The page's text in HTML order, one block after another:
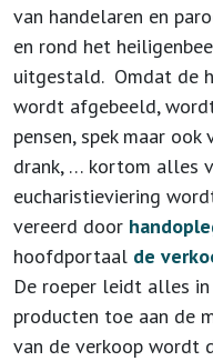
van handelaren en
en rond het
uitgestald. Omdat de
wordt afgebeeld,
pensen, spek maar
drank, … kortom alles
eucharistieviering
vereerd door
hoofdportaal de
De roeper leidt alles
producten toe aan de
van de verkoop wordt